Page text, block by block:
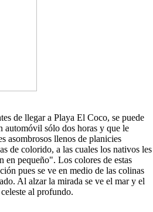
de llegar a Playa El Coco, se puede
automóvil sólo dos horas y que le
asombrosos llenos de planicies
de colorido, a las cuales los nativos les
en pequeño". Los colores de estas
pues se ve en medio de las colinas
Al alzar la mirada se ve el mar y el
al profundo.